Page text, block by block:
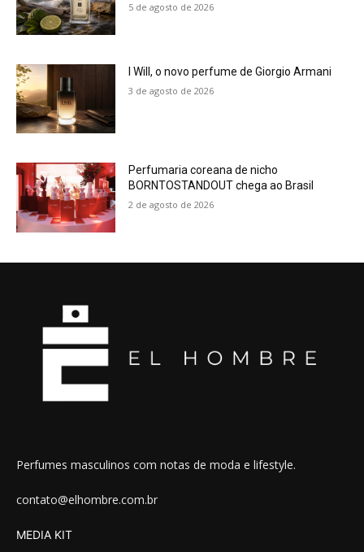
5 de agosto de 2026
I Will, o novo perfume de Giorgio Armani
3 de agosto de 2026
Perfumaria coreana de nicho
BORNTOSTANDOUT chega ao Brasil
2 de agosto de 2026
Perfumes masculinos com notas de moda e lifestyle.
contato@elhombre.com.br
MEDIA KIT